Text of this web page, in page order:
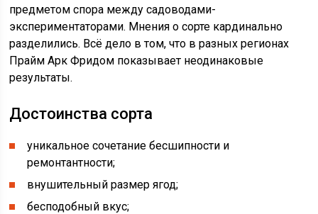
предметом спора между садоводами-
экспериментаторами. Мнения о сорте кардинально
разделились. Всё дело в том, что в разных регионах
Прайм Арк Фридом показывает неодинаковые
результаты.
Достоинства сорта
уникальное сочетание бесшипности и
ремонтантности;
внушительный размер ягод;
бесподобный вкус;